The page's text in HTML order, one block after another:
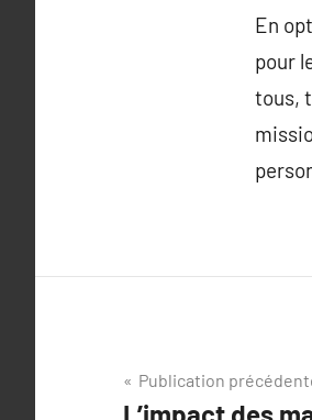
En
pour
tous,
Navigation
Publication